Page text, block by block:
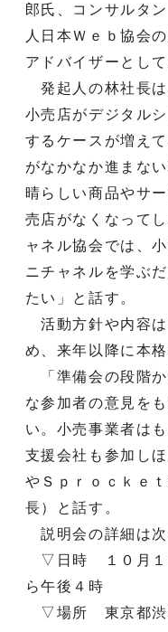
郎氏、コンサルタ
人日本Ｗｅｂ協会
アドバイザーとし
発起人の林社長は
小売店がデジタル
するケースが増え
がなかなか進まな
晴らしい商品やサ
売店がなくなって
ャネル協会では、
ニチャネルを学ぶ
たい」と話す。
活動方針や内容は
め、来年以降に本
「準備会の段階か
な参加者の意見を
い。小売事業者は
支援会社も参加し
やＳｐｒｏｃｋｅ
長）と話す。
説明会の詳細は次
▽日時 １０月１
ら午後４時
▽場所 東京都渋